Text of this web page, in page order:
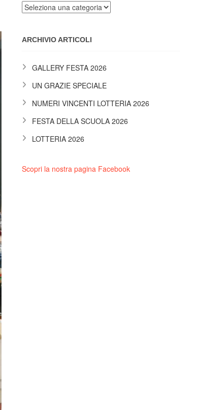
Categorie
ARCHIVIO ARTICOLI
GALLERY FESTA 2026
UN GRAZIE SPECIALE
NUMERI VINCENTI LOTTERIA 2026
FESTA DELLA SCUOLA 2026
LOTTERIA 2026
Scopri la nostra pagina Facebook